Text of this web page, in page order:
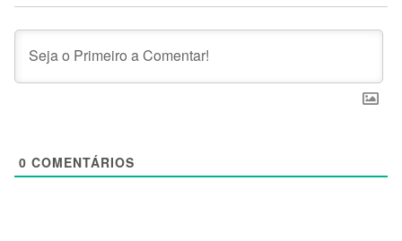
0 COMENTÁRIOS